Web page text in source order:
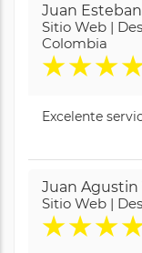
Juan
Sitio Web |
Colombia
★★★
Excelente
Juan Agustin
Sitio Web |
★★★